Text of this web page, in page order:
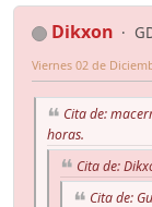
Dikxon
Viernes 02 de
Cita de:
horas.
Cita de:
Cita de: